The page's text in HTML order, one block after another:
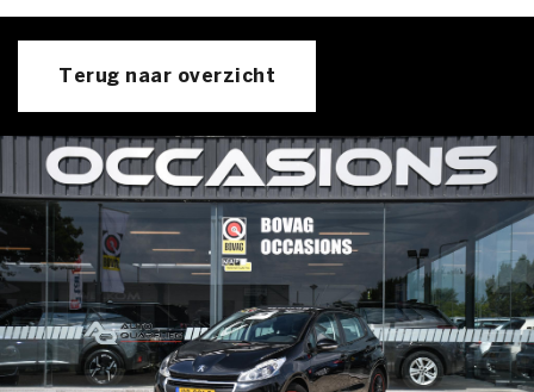
Terug naar overzicht